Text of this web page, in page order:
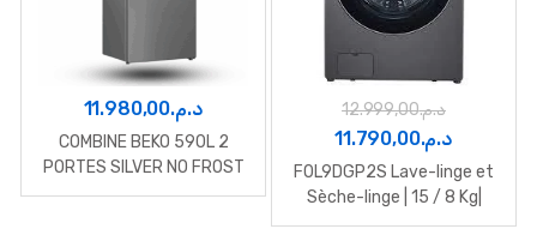
د.م.11.980,00
COMBINE BEKO 590L 2
PORTES SILVER NO FROST
B5RCNE66HXB
د.م.12.999,00
Le
prix
initial
était :
د.م.11.790,00
Le
prix
actuel
est :
F0L9DGP2S Lave-linge et
Sèche-linge | 15 / 8 Kg|
Capacité plus grande | AI